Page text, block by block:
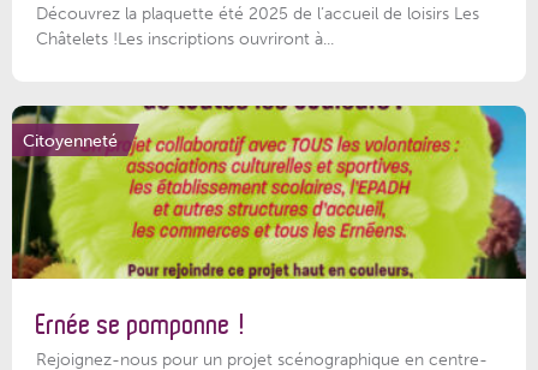
Découvrez la plaquette été 2025 de l’accueil de loisirs Les
Châtelets !Les inscriptions ouvriront à...
Citoyenneté
Ernée se pomponne !
Rejoignez-nous pour un projet scénographique en centre-